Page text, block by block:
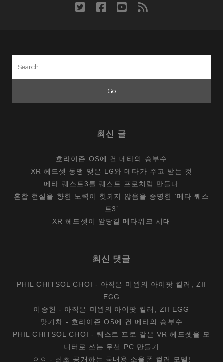
twitterfacebook
youtube
rss
최신 글
호라이즌 OS에 건 메타의 승부수
XR 헤드셋 동맹 맺은 LG와 메타가 주고 받는 것
메타 퀘스트3를 퀘스트 프로처럼 만들다
혼합 현실을 향한 노력이 헛되지 않음을 증명한 ‘메타 퀘스
트3’
XR 헤드셋이 앞당길 메타워크 시대
최신 댓글
PHIL CHITSOL CHOI - 아직은 미완의 아이팟 킬러, ZII
EGG
이승헌 - 아직은 미완의 아이팟 킬러, ZII EGG
맛기차 - 호라이즌 OS에 건 메타의 승부수
PHIL CHITSOL CHOI -퀘스트 프로 같은 VR 헤드셋을 모
니터로 쓰는 무선 PC 만들기
ㅇㅇ - 최초 공개하는 국내용 소울폰 컬러 모델!